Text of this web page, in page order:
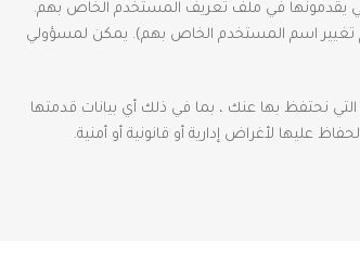
يقدمونها في ملف تعريف المستخدم الخاص بهم.
تغيير اسم المستخدم الخاص بهم). يمكن لمسؤولي
نحتفظ بها عنك ، بما في ذلك أي بيانات قدمتها
عليها لأغراض إدارية أو قانونية أو أمنية.